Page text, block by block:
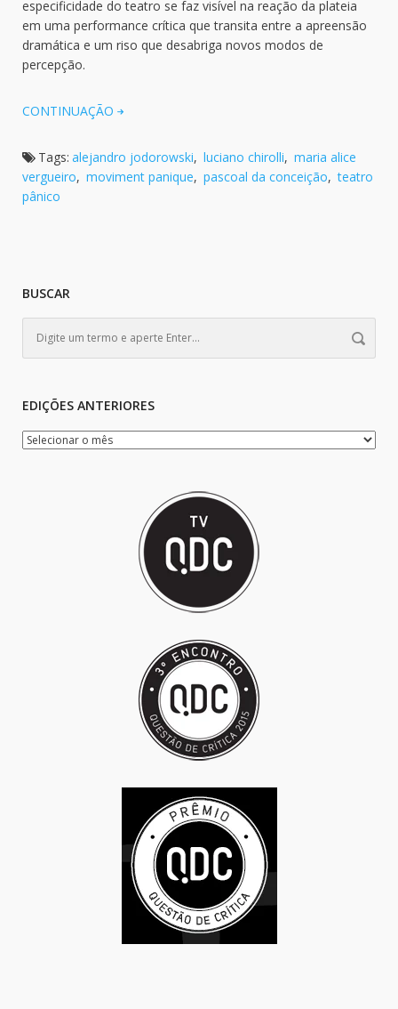
especificidade do teatro se faz visível na reação da plateia
em uma performance crítica que transita entre a apreensão
dramática e um riso que desabriga novos modos de
percepção.
CONTINUAÇÃO
Tags: alejandro jodorowski, luciano chirolli, maria alice
vergueiro, moviment panique, pascoal da conceição, teatro
pânico
BUSCAR
EDIÇÕES ANTERIORES